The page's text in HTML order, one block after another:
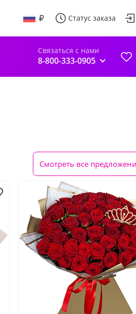
Статус заказа
Связаться с нами
8-800-333-0905
Смотреть все